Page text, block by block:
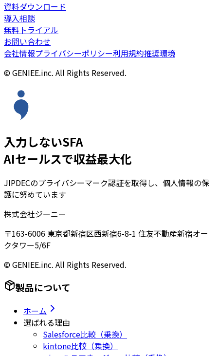
資料ダウンロード
導入相談
無料トライアル
お問い合わせ
会社情報プライバシーポリシー利用規約推奨環境
© GENIEE.inc. All Rights Reserved.
入力しないSFA
AIセールスで収益最大化
JIPDECのプライバシーマーク認証を取得し、個人情報の保
護に努めています
株式会社ジーニー
〒163-6006 東京都新宿区西新宿6-8-1 住友不動産新宿オー
クタワー5/6F
© GENIEE.inc. All Rights Reserved.
製品について
ホーム
選ばれる理由
Salesforce比較（乗換）
kintone比較（乗換）